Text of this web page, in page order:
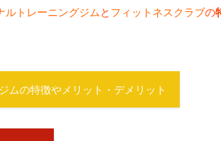
ルトレーニングジム と フィットネスクラブの
ムの特徴やメリット・デメリット